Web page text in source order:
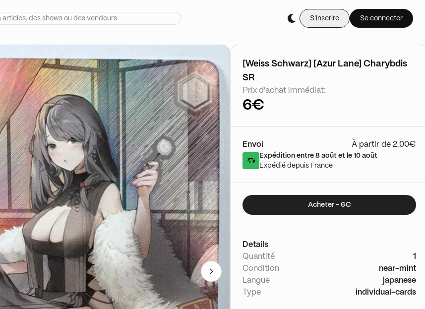
S'inscrire Se connecter
[Weiss Schwarz] [Azur Lane] Charybdis
SR
Prix d'achat immédiat:
6€
Envoi À partir de 2.00€
Expédition entre 8 août et le 10 août
Expédié depuis France
Acheter - 6€
Details
Quantité
1
Condition
near-mint
Langue
japanese
Type
individual-cards